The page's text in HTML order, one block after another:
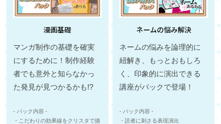
漫画基礎
マンガ制作の基礎を確実
にするために！制作経験
者でも意外と知らなかっ
た発見が見つかるかも!?
- パック内容 -
・こだわりの効果線をクリスタで描
ネームの悩み解決
ネームの悩みを論理的に
紐解き、もっとおもしろ
く、印象的に演出できる
講座がパックで登場！
- パック内容 -
・読者に刺さる表現演出